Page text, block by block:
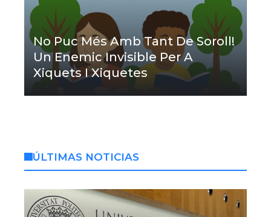
No Puc Més Amb Tant De Soroll!
Un Enemic Invisible Per A
Xiquets I Xiquetes
ÚLTIMAS NOTICIAS